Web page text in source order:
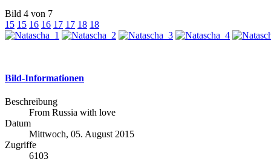
Bild 4 von 7
15 15 16 16 17 17 18 18
Bild-Informationen
Beschreibung
From Russia with love
Datum
Mittwoch, 05. August 2015
Zugriffe
6103